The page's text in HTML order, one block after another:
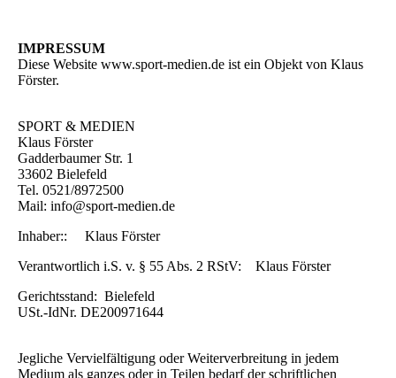
IMPRESSUM
Diese Website www.sport-medien.de ist ein Objekt von Klaus
Förster.
SPORT & MEDIEN
Klaus Förster
Gadderbaumer Str. 1
33602 Bielefeld
Tel. 0521/8972500
Mail: info@sport-medien.de
Inhaber:: Klaus Förster
Verantwortlich i.S. v. § 55 Abs. 2 RStV: Klaus Förster
Gerichtsstand: Bielefeld
USt.-IdNr. DE200971644
Jegliche Vervielfältigung oder Weiterverbreitung in jedem
Medium als ganzes oder in Teilen bedarf der schriftlichen